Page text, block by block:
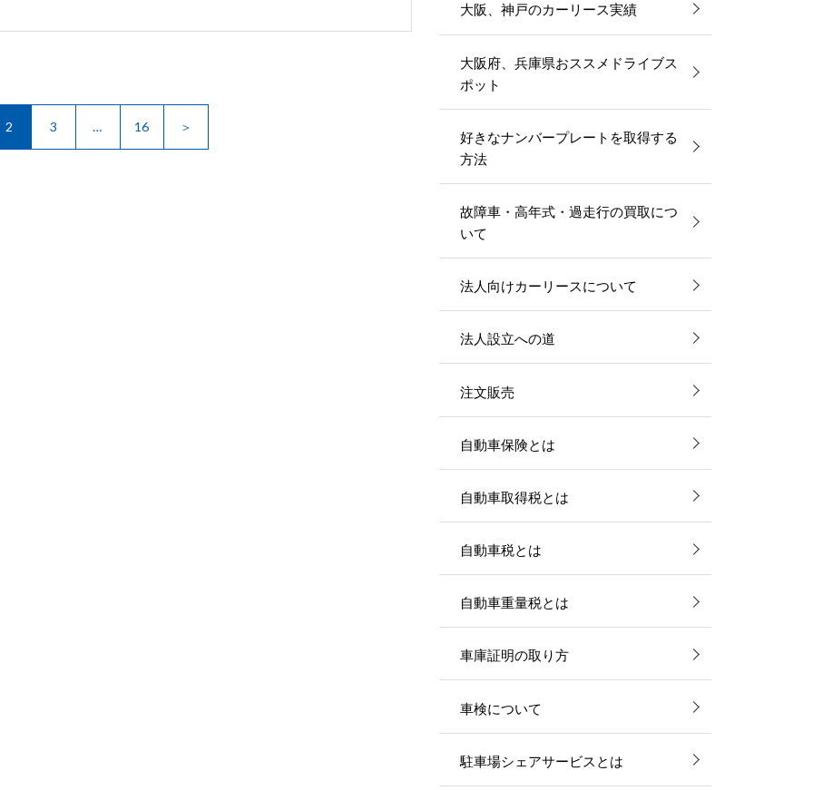
2 3 … 16 ＞
大阪、神戸のカーリース実績
大阪府、兵庫県おススメドライブス
ポット
好きなナンバープレートを取得する
方法
故障車・高年式・過走行の買取につ
いて
法人向けカーリースについて
法人設立への道
注文販売
自動車保険とは
自動車取得税とは
自動車税とは
自動車重量税とは
車庫証明の取り方
車検について
駐車場シェアサービスとは